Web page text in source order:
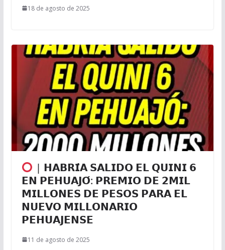
18 de agosto de 2025
| 𝗛𝗔𝗕𝗥𝗜́𝗔 𝗦𝗔𝗟𝗜𝗗𝗢 𝗘𝗟 𝗤𝗨𝗜𝗡𝗜 𝟲
𝗘𝗡 𝗣𝗘𝗛𝗨𝗔𝗝𝗢́: 𝗣𝗥𝗘𝗠𝗜𝗢 𝗗𝗘 𝟮𝗠𝗜𝗟
𝗠𝗜𝗟𝗟𝗢𝗡𝗘𝗦 𝗗𝗘 𝗣𝗘𝗦𝗢𝗦 𝗣𝗔𝗥𝗔 𝗘𝗟
𝗡𝗨𝗘𝗩𝗢 𝗠𝗜𝗟𝗟𝗢𝗡𝗔𝗥𝗜𝗢
𝗣𝗘𝗛𝗨𝗔𝗝𝗘𝗡𝗦𝗘
11 de agosto de 2025